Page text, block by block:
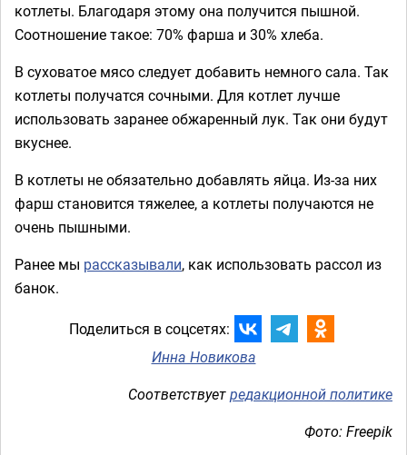
котлеты. Благодаря этому она получится пышной.
Соотношение такое: 70% фарша и 30% хлеба.
В суховатое мясо следует добавить немного сала. Так
котлеты получатся сочными. Для котлет лучше
использовать заранее обжаренный лук. Так они будут
вкуснее.
В котлеты не обязательно добавлять яйца. Из-за них
фарш становится тяжелее, а котлеты получаются не
очень пышными.
Ранее мы рассказывали, как использовать рассол из
банок.
Поделиться в соцсетях:
Инна Новикова
Соответствуетредакционной политике
Фото: Freepik